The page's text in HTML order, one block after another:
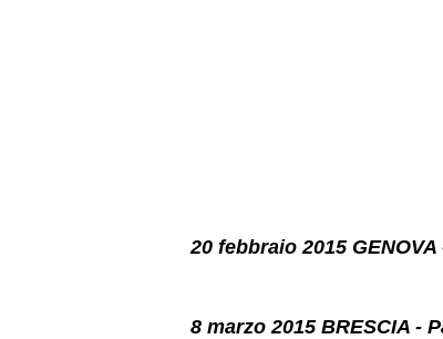
20 febbraio 2015
8 marzo 2015 BRESCIA -